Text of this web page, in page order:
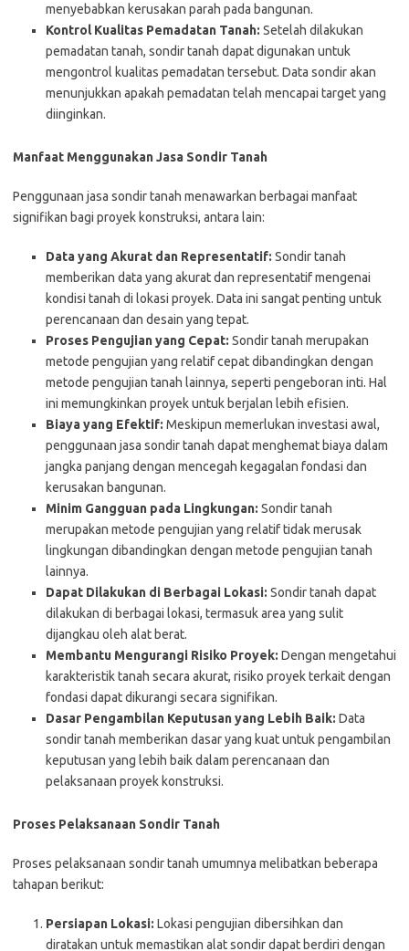
menyebabkan kerusakan parah pada bangunan.
Kontrol Kualitas Pemadatan Tanah: Setelah dilakukan
pemadatan tanah, sondir tanah dapat digunakan untuk
mengontrol kualitas pemadatan tersebut. Data sondir akan
menunjukkan apakah pemadatan telah mencapai target yang
diinginkan.
Manfaat Menggunakan Jasa Sondir Tanah
Penggunaan jasa sondir tanah menawarkan berbagai manfaat
signifikan bagi proyek konstruksi, antara lain:
Data yang Akurat dan Representatif: Sondir tanah
memberikan data yang akurat dan representatif mengenai
kondisi tanah di lokasi proyek. Data ini sangat penting untuk
perencanaan dan desain yang tepat.
Proses Pengujian yang Cepat: Sondir tanah merupakan
metode pengujian yang relatif cepat dibandingkan dengan
metode pengujian tanah lainnya, seperti pengeboran inti. Hal
ini memungkinkan proyek untuk berjalan lebih efisien.
Biaya yang Efektif: Meskipun memerlukan investasi awal,
penggunaan jasa sondir tanah dapat menghemat biaya dalam
jangka panjang dengan mencegah kegagalan fondasi dan
kerusakan bangunan.
Minim Gangguan pada Lingkungan: Sondir tanah
merupakan metode pengujian yang relatif tidak merusak
lingkungan dibandingkan dengan metode pengujian tanah
lainnya.
Dapat Dilakukan di Berbagai Lokasi: Sondir tanah dapat
dilakukan di berbagai lokasi, termasuk area yang sulit
dijangkau oleh alat berat.
Membantu Mengurangi Risiko Proyek: Dengan mengetahui
karakteristik tanah secara akurat, risiko proyek terkait dengan
fondasi dapat dikurangi secara signifikan.
Dasar Pengambilan Keputusan yang Lebih Baik: Data
sondir tanah memberikan dasar yang kuat untuk pengambilan
keputusan yang lebih baik dalam perencanaan dan
pelaksanaan proyek konstruksi.
Proses Pelaksanaan Sondir Tanah
Proses pelaksanaan sondir tanah umumnya melibatkan beberapa
tahapan berikut:
Persiapan Lokasi: Lokasi pengujian dibersihkan dan
diratakan untuk memastikan alat sondir dapat berdiri dengan